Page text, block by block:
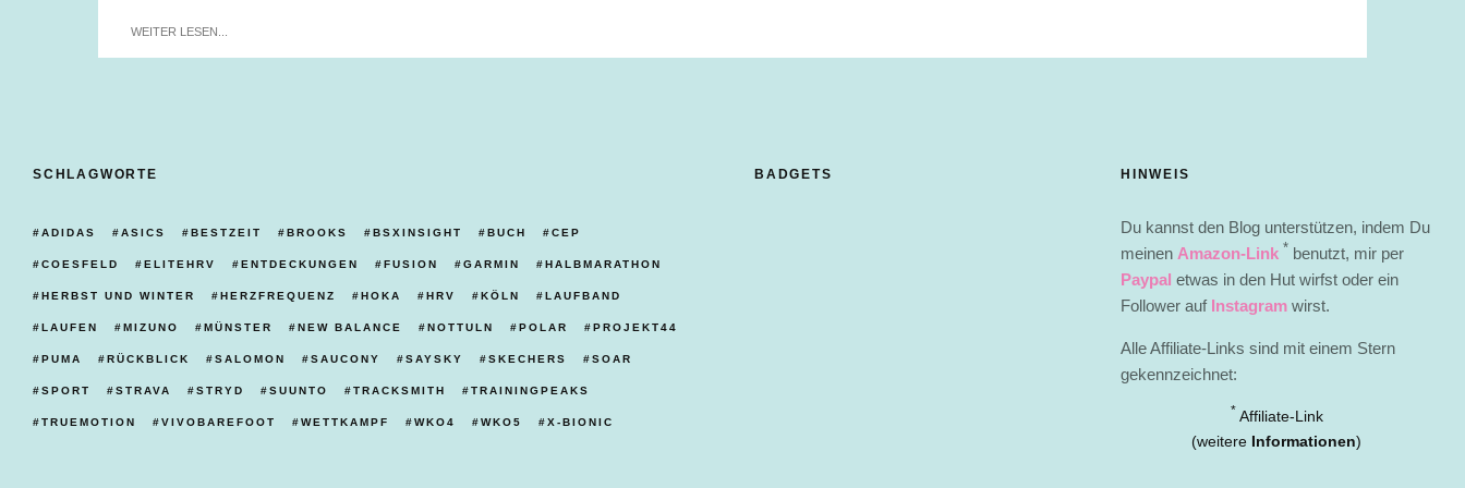
WEITER LESEN...
SCHLAGWORTE
ADIDAS ASICS BESTZEIT BROOKS BSXINSIGHT BUCH CEP
COESFELD ELITEHRV ENTDECKUNGEN FUSION GARMIN HALBMARATHON
HERBST UND WINTER HERZFREQUENZ HOKA HRV KÖLN LAUFBAND
LAUFEN MIZUNO MÜNSTER NEW BALANCE NOTTULN POLAR PROJEKT44
PUMA RÜCKBLICK SALOMON SAUCONY SAYSKY SKECHERS SOAR
SPORT STRAVA STRYD SUUNTO TRACKSMITH TRAININGPEAKS
TRUEMOTION VIVOBAREFOOT WETTKAMPF WKO4 WKO5 X-BIONIC
BADGETS HINWEIS
Du kannst den Blog unterstützen, indem Du
meinen Amazon-Link * benutzt, mir per
Paypal etwas in den Hut wirfst oder ein
Follower auf Instagram wirst.
Alle Affiliate-Links sind mit einem Stern
gekennzeichnet:
* Affiliate-Link
(weitere Informationen)